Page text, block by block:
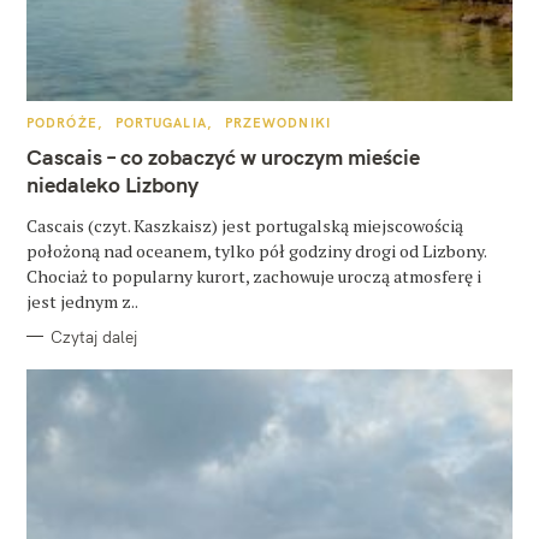
K
T
E
G
O
I
E
PODRÓŻE PORTUGALIA PRZEWODNIKI
Cascais – co zobaczyć w uroczym mieście
niedaleko Lizbony
Cascais (czyt. Kaszkaisz) jest portugalską miejscowością
położoną nad oceanem, tylko pół godziny drogi od Lizbony.
Chociaż to popularny kurort, zachowuje uroczą atmosferę i
jest jednym z..
Czytaj dalej